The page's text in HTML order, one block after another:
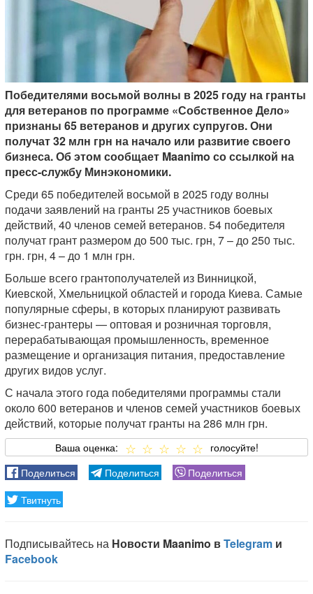
Победителями восьмой волны в 2025 году на гранты
для ветеранов по программе «Собственное Дело»
признаны 65 ветеранов и других супругов. Они
получат 32 млн грн на начало или развитие своего
бизнеса. Об этом сообщает Maanimo со ссылкой на
пресс-службу Минэкономики.
Среди 65 победителей восьмой в 2025 году волны
подачи заявлений на гранты 25 участников боевых
действий, 40 членов семей ветеранов. 54 победителя
получат грант размером до 500 тыс. грн, 7 – до 250 тыс.
грн. грн, 4 – до 1 млн грн.
Больше всего грантополучателей из Винницкой,
Киевской, Хмельницкой областей и города Киева. Самые
популярные сферы, в которых планируют развивать
бизнес-грантеры — оптовая и розничная торговля,
перерабатывающая промышленность, временное
размещение и организация питания, предоставление
других видов услуг.
С начала этого года победителями программы стали
около 600 ветеранов и членов семей участников боевых
действий, которые получат гранты на 286 млн грн.